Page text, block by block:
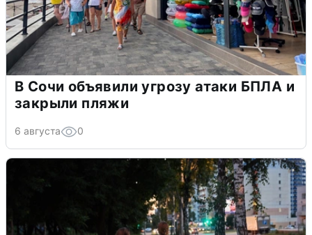
В Сочи объявили угрозу атаки БПЛА и
закрыли пляжи
6 августа 0